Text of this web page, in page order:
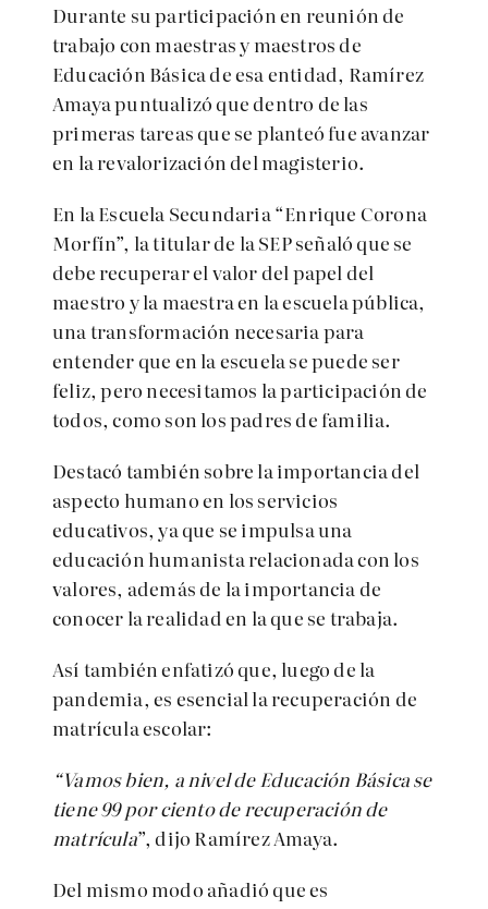
Durante su participaciónen reunión de
trabajo con maestras y maestros de
Educación Básica de esa entidad, Ramírez
Amaya puntualizó que dentro de las
primeras tareas que se planteó fue avanzar
en la revalorización del magisterio.
En la Escuela Secundaria “Enrique Corona
Morfín”, la titular de la SEP señaló que se
debe recuperar el valor del papel del
maestro y la maestra en la escuela pública,
una transformación necesaria para
entender que en la escuela se puede ser
feliz, pero necesitamos la participación de
todos, como son los padres de familia.
Destacó también sobre la importancia del
aspecto humano en los servicios
educativos, ya que se impulsa una
educación humanista relacionada con los
valores, además de la importancia de
conocer la realidad en la que se trabaja.
Así también enfatizó que, luego de la
pandemia, es esencial la recuperación de
matrícula escolar:
“Vamos bien, a nivel de Educación Básica se
tiene 99 por ciento de recuperación de
matrícula”, dijo Ramírez Amaya.
Del mismo modo añadió que es